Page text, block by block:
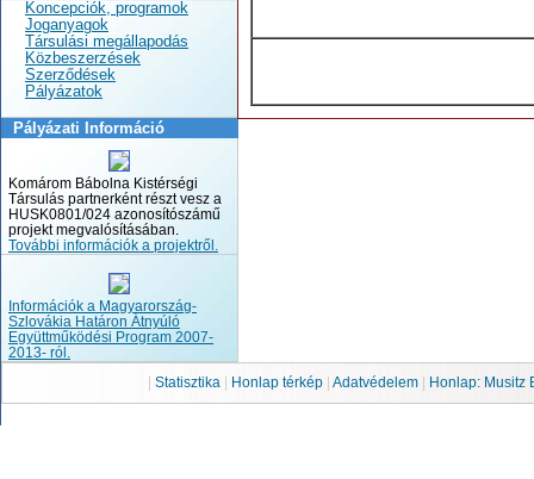
Koncepciók, programok
Joganyagok
Társulási megállapodás
Közbeszerzések
Szerződések
Pályázatok
Pályázati Információ
Komárom Bábolna Kistérségi
Társulás partnerként részt vesz a
HUSK0801/024 azonosítószámű
projekt megvalósításában.
További információk a projektről.
Információk a Magyarország-
Szlovákia Határon Átnyúló
Együttműködési Program 2007-
2013- ról.
Statisztika Honlap térkép Adatvédelem| Honlap: Musitz